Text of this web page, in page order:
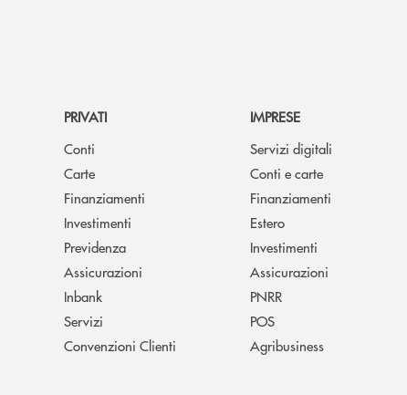
PRIVATI
Conti
Carte
Finanziamenti
Investimenti
Previdenza
Assicurazioni
Inbank
Servizi
Convenzioni Clienti
IMPRESE
Servizi digitali
Conti e carte
Finanziamenti
Estero
Investimenti
Assicurazioni
PNRR
POS
Agribusiness